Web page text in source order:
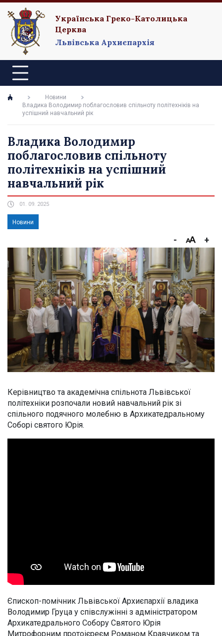
Українська Греко-Католицька
Церква
Львівська Архиєпархія
Новини
Владика Володимир поблагословив спільноту політехніків на
успішний навчальний рік
Владика Володимир
поблагословив спільноту
політехніків на успішний
навчальний рік
01. 09. 2025
Новини
- +
Керівництво та академічна спільнота Львівської
політехніки розпочали новий навчальний рік зі
спільного подячного молебню в Архикатедральному
Соборі святого Юрія.
Єпископ-помічник Львівської Архиєпархії владика
Володимир Груца у співслужінні з адміністратором
Архикатедрального Собору Святого Юрія
Митрофорним протоієреєм Романом Кравчиком та